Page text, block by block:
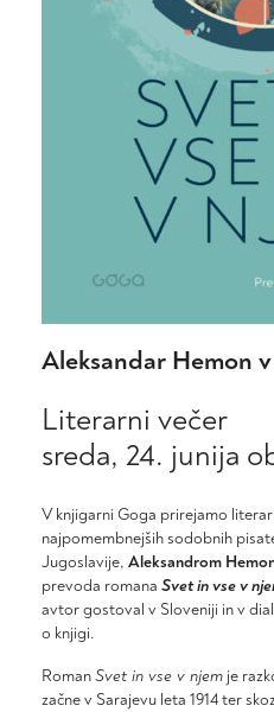
Aleksandar Hemon
Literarni večer
sreda, 24. junija
V knjigarni Goga prirejamo
najpomembnejših sodobnih
Jugoslavije, Aleksandrom
prevoda romana Svet in vse v
avtor gostoval v Sloveniji in v
o knjigi.
RomanSvet in vse v njem je
začne v Sarajevu leta 1914 ter